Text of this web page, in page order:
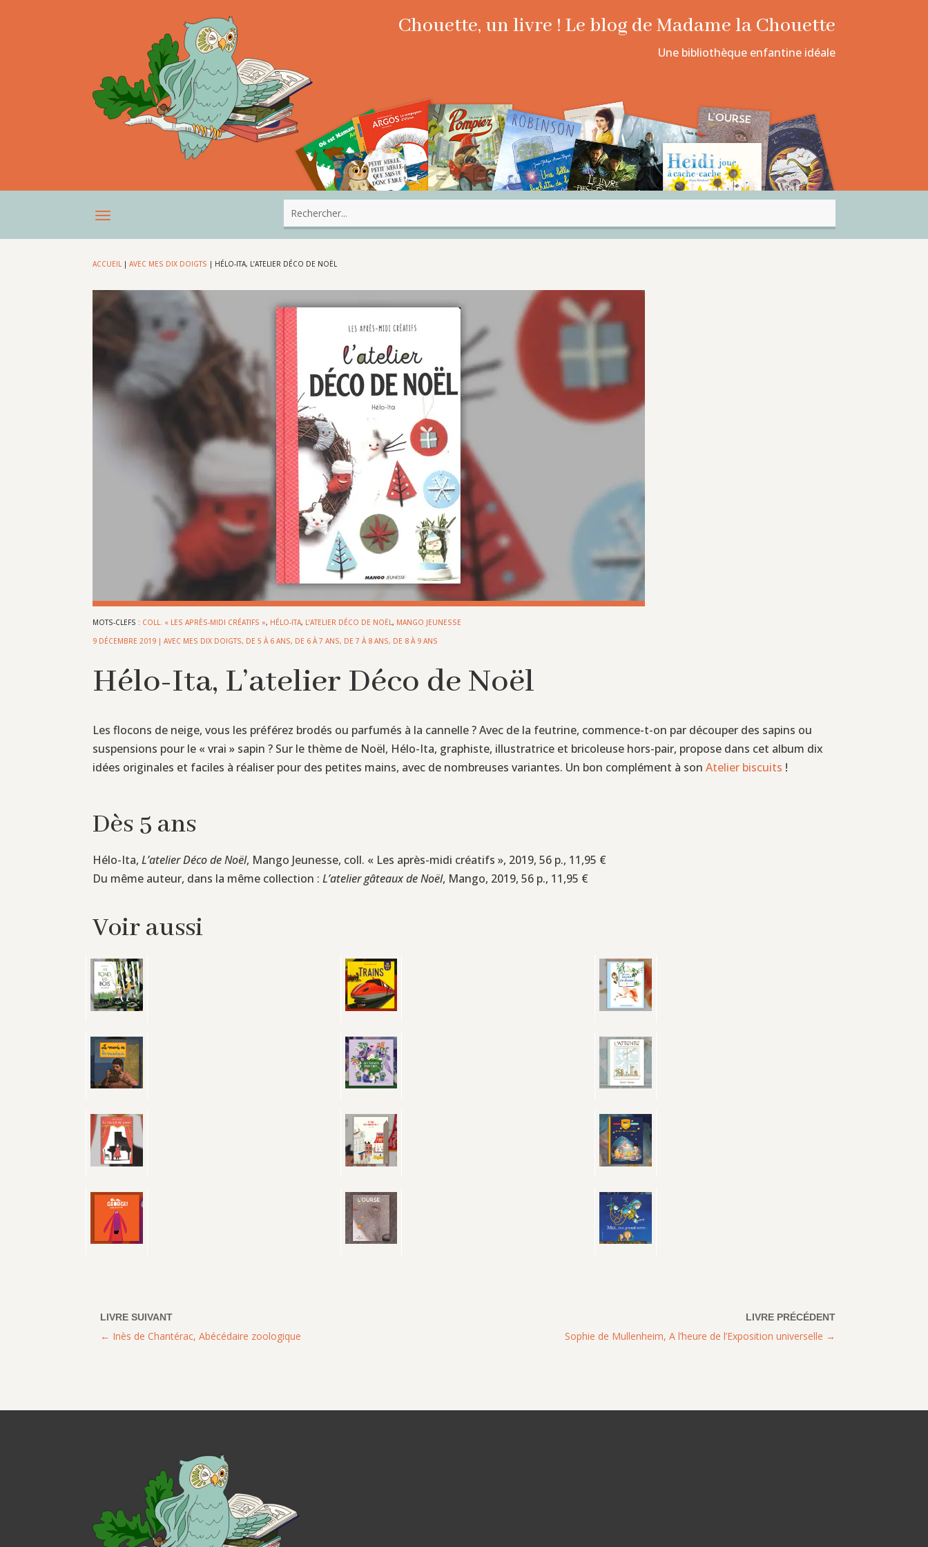
Chouette, un livre ! Le blog de Madame la Chouette
Une bibliothèque enfantine idéale
ACCUEIL |AVEC MES DIX DOIGTS | HÉLO-ITA, L’ATELIER DÉCO DE NOËL
MOTS-CLEFS : COLL. « LES APRÈS-MIDI CRÉATIFS », HÉLO-ITA, L’ATELIER DÉCO DE NOËL, MANGO JEUNESSE
9 DÉCEMBRE 2019 |AVEC MES DIX DOIGTS, DE 5 À 6 ANS, DE 6 À 7 ANS, DE 7 À 8 ANS, DE 8 À 9 ANS
Hélo-Ita, L’atelier Déco de Noël
Les flocons de neige, vous les préférez brodés ou parfumés à la cannelle ? Avec de la feutrine, commence-t-on par découper des sapins ou
suspensions pour le « vrai » sapin ? Sur le thème de Noël, Hélo-Ita, graphiste, illustratrice et bricoleuse hors-pair, propose dans cet album dix
idées originales et faciles à réaliser pour des petites mains, avec de nombreuses variantes. Un bon complément à son Atelier biscuits !
Dès 5 ans
Hélo-Ita,L’atelier Déco de Noël, Mango Jeunesse, coll. « Les après-midi créatifs », 2019, 56 p., 11,95 €
Du même auteur, dans la même collection :L’atelier gâteaux de Noël, Mango, 2019, 56 p., 11,95 €
Voir aussi
Sophie de Mullenheim, A l’heure de l’Exposition universelle
Inès de Chantérac, Abécédaire zoologique